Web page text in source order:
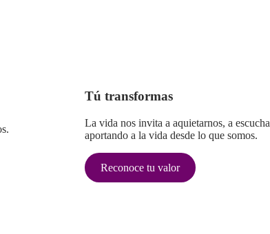
Tú transformas
La vida nos invita a aquietarnos, a
aportando a la vida desde lo que somos.
Reconoce tu valor